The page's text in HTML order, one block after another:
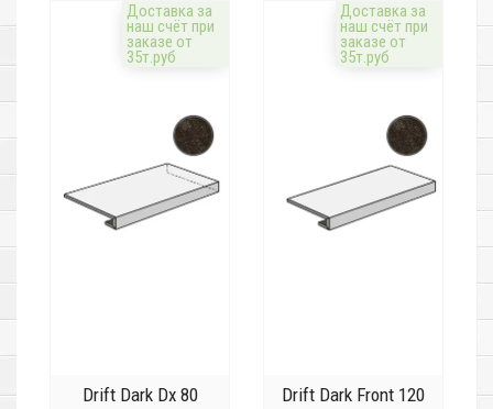
Доставка за
наш счёт при
заказе от
35т.руб
Drift Dark Dx 80
Доставка за
наш счёт при
заказе от
35т.руб
Drift Dark Front 120